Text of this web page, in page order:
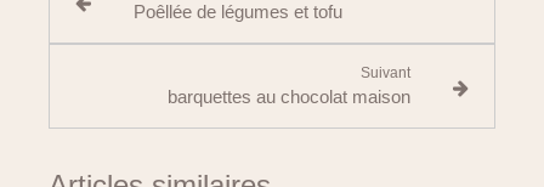
Poêllée de légumes et tofu
Suivant
barquettes au chocolat maison